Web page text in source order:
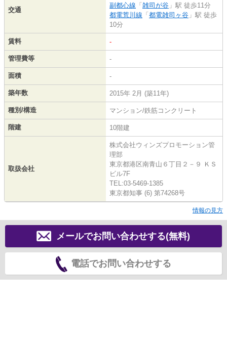
交通
副都心線 「 雑司が谷 」駅 徒歩11分
都電荒川線 「 都電雑司ヶ谷 」駅 徒歩
10分
賃料 -
管理費等 -
面積 -
築年数 2015年 2月 (築11年)
種別/構造 マンション/鉄筋コンクリート
階建 10階建
取扱会社
株式会社ウィンズプロモーション管
理部
東京都港区南青山６丁目２－９ ＫＳ
ビル7F
TEL:03-5469-1385
東京都知事 (6) 第74268号
情報の見方
メールでお問い合わせする(無料)
電話でお問い合わせする